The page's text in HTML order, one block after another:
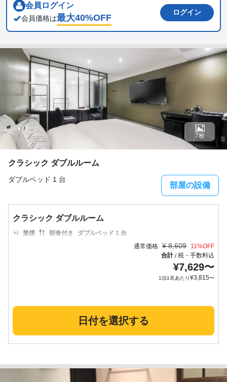
会員ログイン
会員価格は最大40%OFF
ログイン
クラシック ダブルルーム
ダブルベッド 1 台
部屋の設備
7枚
クラシック ダブルルーム
禁煙 朝食付き
ダブルベッド 1 台
通常価格 ¥ 8,609 11%OFF
合計/税・手数料込
¥7,629〜
1泊1名あたり¥3,815〜
日付を選択する